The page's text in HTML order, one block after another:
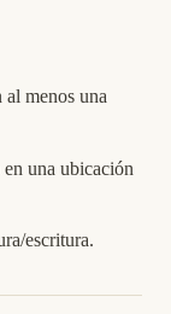
menos una
en una ubicación
escritura.